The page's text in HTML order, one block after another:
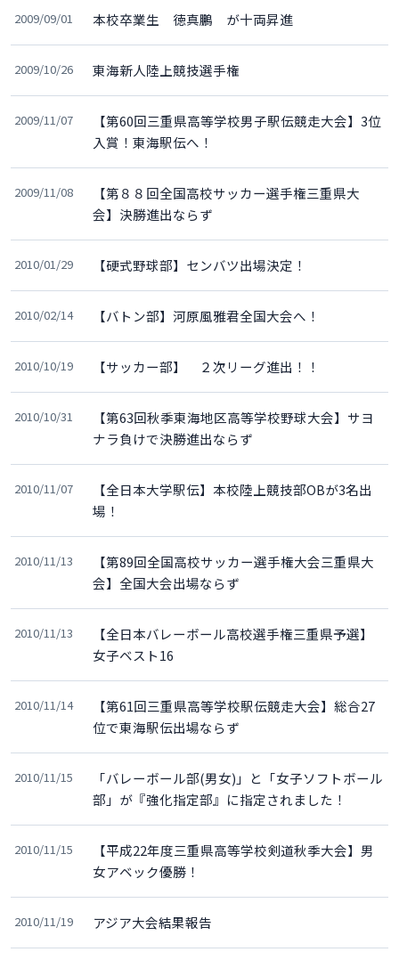
2009/09/01 本校卒業生 徳真鵬 が十両昇進
2009/10/26 東海新人陸上競技選手権
2009/11/07
【第60回三重県高等学校男子駅伝競走大会】3位
入賞！東海駅伝へ！
2009/11/08
【第８８回全国高校サッカー選手権三重県大
会】決勝進出ならず
2010/01/29 【硬式野球部】センバツ出場決定！
2010/02/14 【バトン部】河原風雅君全国大会へ！
2010/10/19 【サッカー部】 ２次リーグ進出！！
2010/10/31
【第63回秋季東海地区高等学校野球大会】サヨ
ナラ負けで決勝進出ならず
2010/11/07
【全日本大学駅伝】本校陸上競技部OBが3名出
場！
2010/11/13
【第89回全国高校サッカー選手権大会三重県大
会】全国大会出場ならず
2010/11/13
【全日本バレーボール高校選手権三重県予選】
女子ベスト16
2010/11/14
【第61回三重県高等学校駅伝競走大会】総合27
位で東海駅伝出場ならず
2010/11/15
「バレーボール部(男女)」と「女子ソフトボール
部」が『強化指定部』に指定されました！
2010/11/15
【平成22年度三重県高等学校剣道秋季大会】男
女アベック優勝！
2010/11/19 アジア大会結果報告